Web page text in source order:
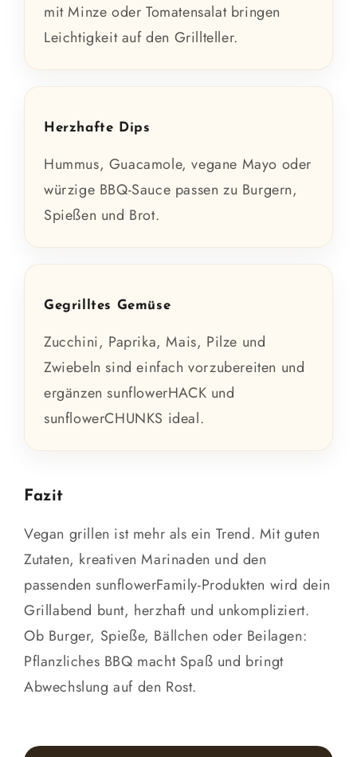
mit Minze oder Tomatensalat bringen
Leichtigkeit auf den Grillteller.
Herzhafte Dips
Hummus, Guacamole, vegane Mayo oder
würzige BBQ-Sauce passen zu Burgern,
Spießen und Brot.
Gegrilltes Gemüse
Zucchini, Paprika, Mais, Pilze und
Zwiebeln sind einfach vorzubereiten und
ergänzen sunflowerHACK und
sunflowerCHUNKS ideal.
Fazit
Vegan grillen ist mehr als ein Trend. Mit guten
Zutaten, kreativen Marinaden und den
passenden sunflowerFamily-Produkten wird dein
Grillabend bunt, herzhaft und unkompliziert.
Ob Burger, Spieße, Bällchen oder Beilagen:
Pflanzliches BBQ macht Spaß und bringt
Abwechslung auf den Rost.